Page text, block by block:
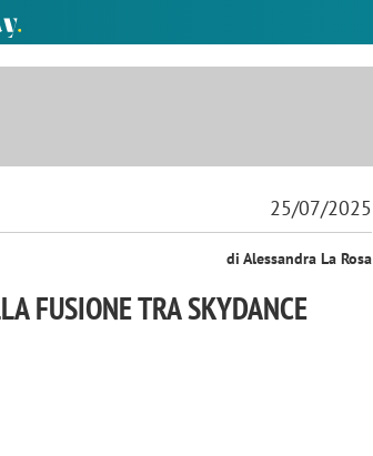
25/07/2025
di Alessandra La Rosa
FUSIONE TRA SKYDANCE